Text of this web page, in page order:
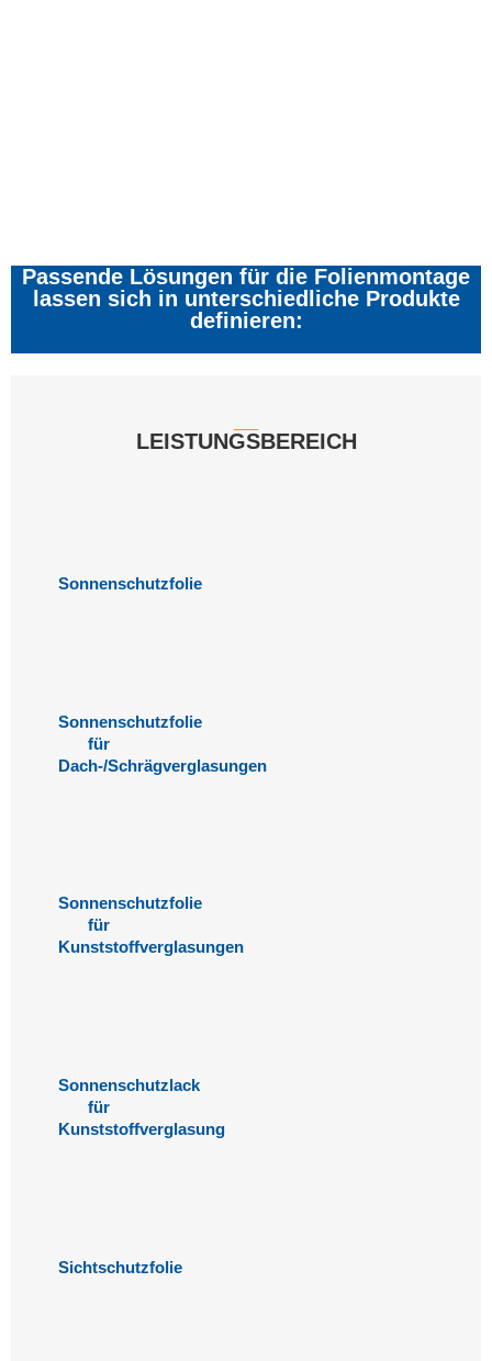
Passende Lösungen für die Folienmontage
lassen sich in unterschiedliche Produkte
definieren:
LEISTUNGS­BEREICH
Sonnenschutzfolie
Sonnenschutzfolie
für
Dach-/Schrägverglasungen
Sonnenschutzfolie
für
Kunststoffverglasungen
Sonnenschutzlack
für
Kunststoffverglasung
Sichtschutzfolie